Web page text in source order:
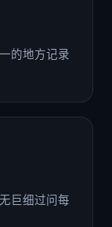
的地方记录
巨细过问每